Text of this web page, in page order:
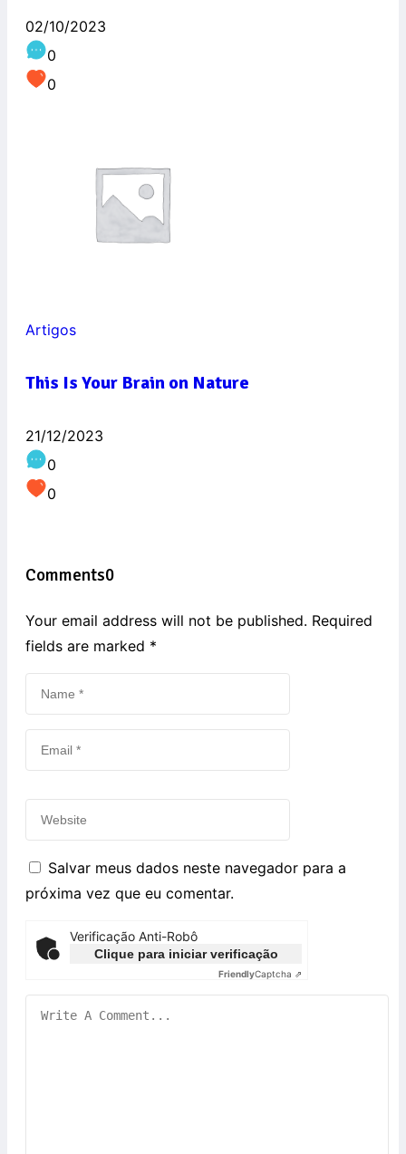
02/10/2023
0
0
Artigos
This Is Your Brain on Nature
21/12/2023
0
0
Comments0
Your email address will not be published. Required
fields are marked *
Salvar meus dados neste navegador para a
próxima vez que eu comentar.
Verificação Anti-Robô
Clique para iniciar verificação
FriendlyCaptcha ⇗